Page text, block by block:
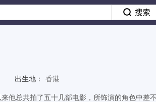
出生地： 香港
他总共拍了五十几部电影，所饰演的角色中差